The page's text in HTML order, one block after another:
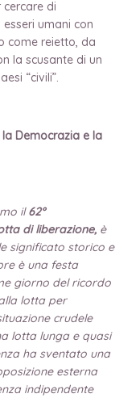
di
umani con
come reietto, da
la scusante di un
“civili”.
Democrazia e la
il62°
di liberazione, è
significato storico e
è una festa
giorno del ricordo
lotta per
crudele
lotta lunga e quasi
ha sventato una
esterna
indipendente